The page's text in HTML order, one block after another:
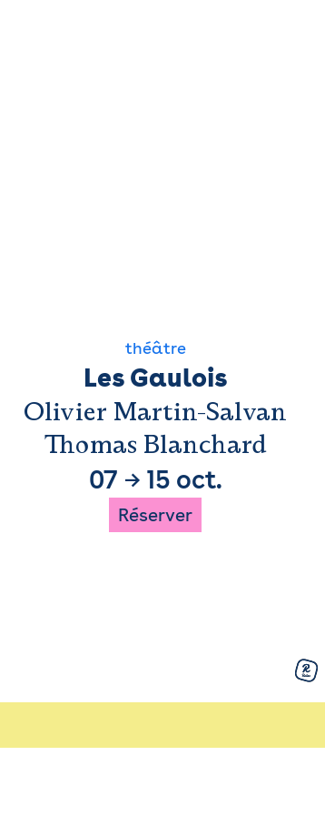
théâtre
Les Gaulois
Olivier Martin-Salvan
Thomas Blanchard
07 → 15 oct.
Réserver